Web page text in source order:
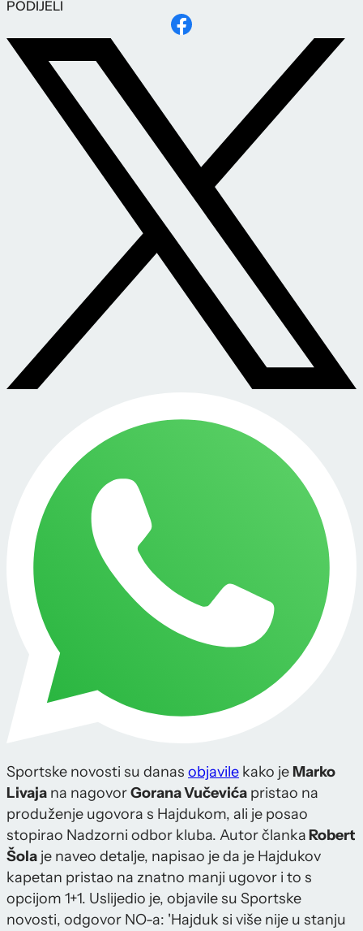
PODIJELI
Sportske novosti su danas objavile kako je Marko
Livaja na nagovorGorana Vučevića pristao na
produženje ugovora s Hajdukom, ali je posao
stopirao Nadzorni odbor kluba. Autor člankaRobert
Šola je naveo detalje, napisao je da je Hajdukov
kapetan pristao na znatno manji ugovor i to s
opcijom 1+1. Uslijedio je, objavile su Sportske
novosti, odgovor NO-a: 'Hajduk si više nije u stanju